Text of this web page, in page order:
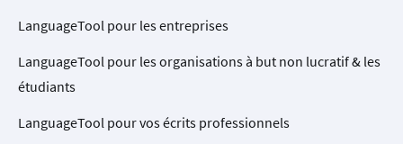
LanguageTool pour les entreprises
LanguageTool pour les organisations à but non lucratif & les
étudiants
LanguageTool pour vos écrits professionnels